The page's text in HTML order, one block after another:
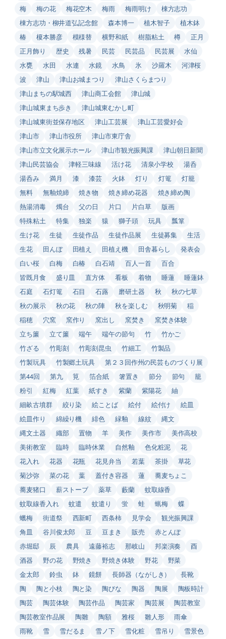
梅 梅の花 梅花空木 梅雨 梅雨明け
棟方志功
棟方志功・柳井道弘記念館
森本博一 植木智子
植木鉢
椿
榎本勝彦 模様替 横野和紙 樹脂粘土 樽
正月
正月飾り
歴史 残暑 民芸 民芸品 民芸展
水仙
水甕
水田 水連 水鏡 水鳥 氷 沙羅木
河津桜
波
津山 津山お城まつり
津山さくらまつり
津山まちの駅城西
津山商工会館
津山城
津山城東まち歩き
津山城東むかし町
津山城東街並保存地区
津山工芸展
津山工芸愛好会
津山市
津山市役所
津山市東庁舎
津山市立文化展示ホール
津山市観光振興課
津山朝日新聞
津山民芸協会
津軽三味線 活け花 清泉小学校
湯呑
湯呑み
満月 漆 漆芸 火鉢 灯り 灯篭
灯籠
無料
無釉焼締 焼き物 焼き締め花器
焼き締め陶
熱湯消毒
燭台 父の日 片口 片白草
版画
特殊粘土
特集 独楽 猿 獅子頭 玩具
瓢箪
生け花
生徒 生徒作品 生徒作品展 生徒募集
生活
生花
田んぼ 田植え 田植え機 田舎暮らし
発表会
白い桜
白梅 白椿 白石靖 百人一首
百合
皆既月食
盛り皿 直方体 看板 着物 睡蓮
睡蓮鉢
石庭
石灯篭 石目 石蕗 磨研土器 秋
秋の七草
秋の展示
秋の花 秋の陣 秋を楽しむ 秋明菊
稲
稲穂
穴窯 窯作り 窯出し 窯焚き
窯焚き体験
立ち簾
立て簾 端午 端午の節句 竹
竹かご
竹ざる
竹彫刻 竹彫刻昆虫 竹細工
竹製品
竹製玩具
竹製郷土玩具
第２３回作州の民芸ものづくり展
第44回
第九 筧 箔合紙 箸置き 節分 節句
籠
粉引
紅梅 紅葉 紙すき 紫蘭 紫陽花
紬
細畝古墳群
絞り染 絵ことば 絵付 絵付け
絵皿
絵皿作り
綿繰り機 緋色 緑釉 線紋
縄文
縄文土器
織部 置物 羊 美作 美作市
美作高校
美術教室
臨時 臨時休業 自然釉 色化粧泥
花
花入れ
花器 花瓶 花見弁当 若葉 茶掛
草花
菊沙弥
菜の花 葉 蓋付き容器 蓮
蕎麦ちょこ
蕎麦猪口
薪ストーブ 薬草 藪蘭
蚊取線香
蚊取線香入れ
蚊遣 蚊遣り 蛍 蛙 蝋梅
蝶
蠟梅
街道祭 西新町 西条柿 見学会
観光振興課
角皿
谷川俊太郎 豆 豆まき 販売
赤とんぼ
赤堀邸
辰 農具 遠藤裕志 那岐山 邦楽演奏
酉
酒器
野の花 野焼き 野焼き体験 野花
野菜
金太郎
鈴虫 鉢 鏡餅 長師器（ながしき）
長靴
陶
陶と小枝 陶と染 陶びな 陶器 陶展
陶板時計
陶芸
陶芸体験 陶芸作品 陶芸家 陶芸展
陶芸教室
陶芸教室作品展
陶雛 陶額 雅桜 雛人形
雨傘
雨靴
雪 雪だるま 雪ノ下 雪化粧 雪吊り
雪景色